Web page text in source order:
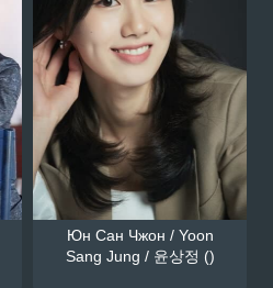
Юн Сан Чжон / Yoon
Sang Jung / 윤상정 ()